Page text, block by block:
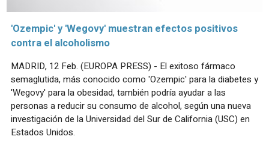
'Ozempic' y 'Wegovy' muestran efectos positivos
contra el alcoholismo
MADRID, 12 Feb. (EUROPA PRESS) - El exitoso fármaco
semaglutida, más conocido como 'Ozempic' para la diabetes y
'Wegovy' para la obesidad, también podría ayudar a las
personas a reducir su consumo de alcohol, según una nueva
investigación de la Universidad del Sur de California (USC) en
Estados Unidos.